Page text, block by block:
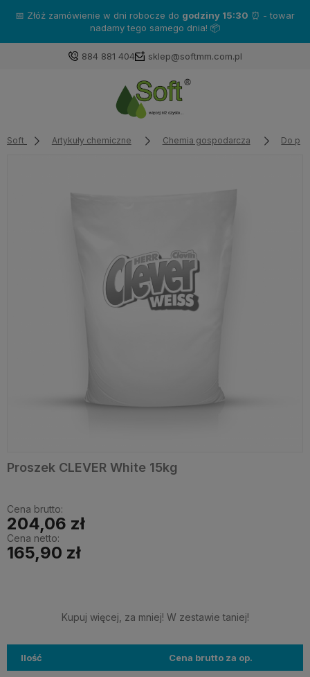
📅 Złóż zamówienie w dni robocze do godziny 15:30 ⏰ - towar
nadamy tego samego dnia! 📦
884 881 404 sklep@softmm.com.pl
Soft Artykuły chemiczne Chemia gospodarcza Do
Proszek CLEVER White 15kg
Cena brutto:
204,06 zł
Cena netto:
165,90 zł
Kupuj więcej, za mniej! W zestawie taniej!
Ilość Cena brutto za op.